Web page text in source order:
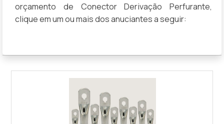
orçamento de Conector Derivação Perfurante,
clique em um ou mais dos anuciantes a seguir: